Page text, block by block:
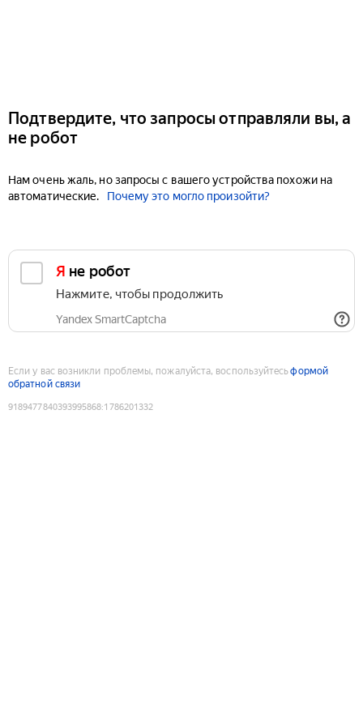
Подтвердите, что запросы отправляли вы, а
не робот
Нам очень жаль, но запросы с вашего устройства похожи на
автоматические.
Почему это могло произойти?
Я не робот
Нажмите, чтобы продолжить
Yandex SmartCaptcha
Если у вас возникли проблемы, пожалуйста, воспользуйтесьформой
обратной связи
9189477840393995868:1786201332